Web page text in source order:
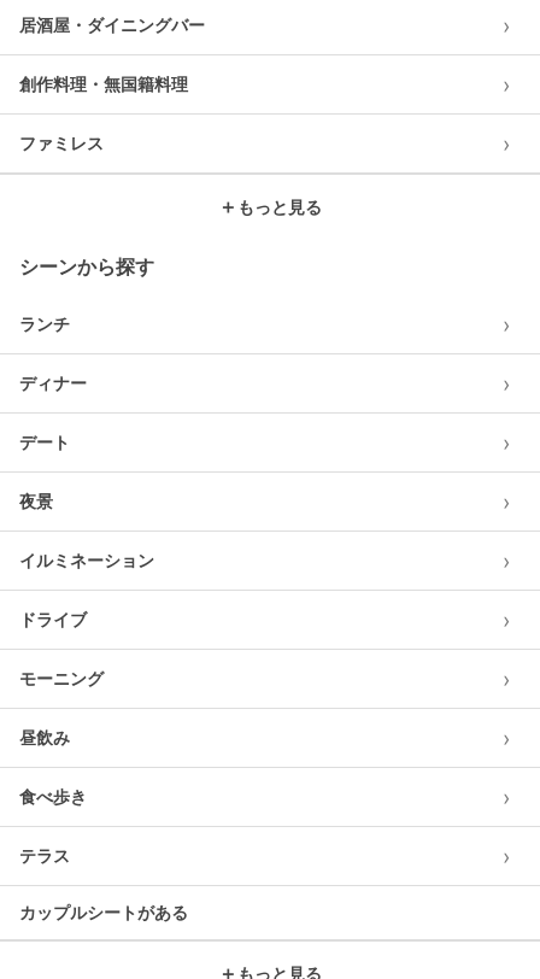
居酒屋・ダイニングバー ›
創作料理・無国籍料理 ›
ファミレス ›
＋ もっと見る
シーンから探す
ランチ ›
ディナー ›
デート ›
夜景 ›
イルミネーション ›
ドライブ ›
モーニング ›
昼飲み ›
食べ歩き ›
テラス ›
カップルシートがある
＋ もっと見る